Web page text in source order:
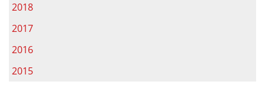
2018
2017
2016
2015